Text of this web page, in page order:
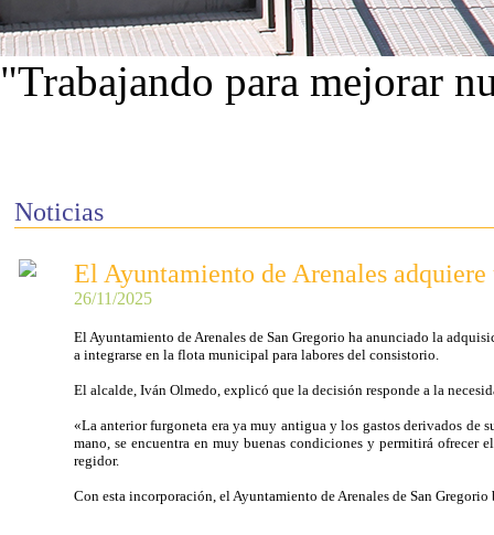
"Trabajando para mejorar
Noticias
El Ayuntamiento de Arenales
26/11/2025
El Ayuntamiento de Arenales de San Gregorio ha anunciado la
a integrarse en la flota municipal para labores del consistorio.
El alcalde, Iván Olmedo, explicó que la decisión responde a la
«La anterior furgoneta era ya muy antigua y los gastos derivados de
mano, se encuentra en muy buenas condiciones y permitirá ofrecer
regidor.
Con esta incorporación, el Ayuntamiento de Arenales de San